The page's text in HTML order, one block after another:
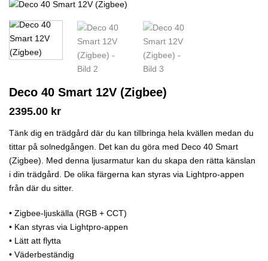
Deco 40 Smart 12V (Zigbee)
2395.00 kr
Tänk dig en trädgård där du kan tillbringa hela kvällen medan du
tittar på solnedgången. Det kan du göra med Deco 40 Smart
(Zigbee). Med denna ljusarmatur kan du skapa den rätta känslan
i din trädgård. De olika färgerna kan styras via Lightpro-appen
från där du sitter.
• Zigbee-ljuskälla (RGB + CCT)
• Kan styras via Lightpro-appen
• Lätt att flytta
• Väderbeständig